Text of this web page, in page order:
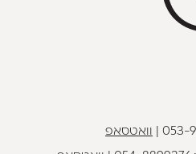
053- וואטסאפ